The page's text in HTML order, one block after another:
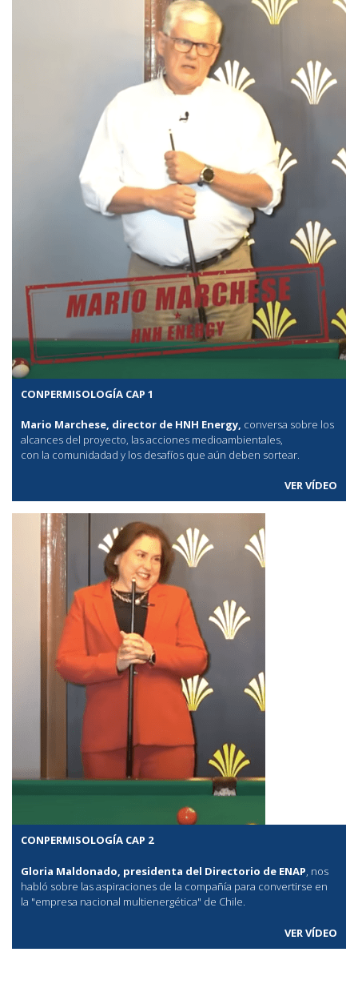
CONPERMISOLOGÍA CAP 1
Mario Marchese, director de HNH Energy, conversa sobre los
alcances del proyecto, las acciones medioambientales,
con la comunidadad y los desafíos que aún deben sortear.
VER VÍDEO
CONPERMISOLOGÍA CAP 2
Gloria Maldonado, presidenta del Directorio de ENAP, nos
habló sobre las aspiraciones de la compañía para convertirse en
la "empresa nacional multienergética" de Chile.
VER VÍDEO